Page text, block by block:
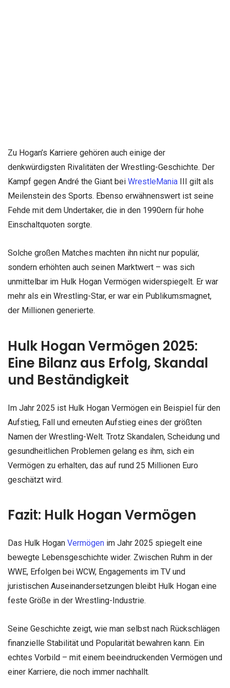
Zu Hogan’s Karriere gehören auch einige der
denkwürdigsten Rivalitäten der Wrestling-Geschichte. Der
Kampf gegen André the Giant bei WrestleMania III gilt als
Meilenstein des Sports. Ebenso erwähnenswert ist seine
Fehde mit dem Undertaker, die in den 1990ern für hohe
Einschaltquoten sorgte.
Solche großen Matches machten ihn nicht nur populär,
sondern erhöhten auch seinen Marktwert – was sich
unmittelbar im Hulk Hogan Vermögen widerspiegelt. Er war
mehr als ein Wrestling-Star, er war ein Publikumsmagnet,
der Millionen generierte.
Hulk Hogan Vermögen 2025:
Eine Bilanz aus Erfolg, Skandal
und Beständigkeit
Im Jahr 2025 ist Hulk Hogan Vermögen ein Beispiel für den
Aufstieg, Fall und erneuten Aufstieg eines der größten
Namen der Wrestling-Welt. Trotz Skandalen, Scheidung und
gesundheitlichen Problemen gelang es ihm, sich ein
Vermögen zu erhalten, das auf rund 25 Millionen Euro
geschätzt wird.
Fazit: Hulk Hogan Vermögen
Das Hulk Hogan Vermögen im Jahr 2025 spiegelt eine
bewegte Lebensgeschichte wider. Zwischen Ruhm in der
WWE, Erfolgen bei WCW, Engagements im TV und
juristischen Auseinandersetzungen bleibt Hulk Hogan eine
feste Größe in der Wrestling-Industrie.
Seine Geschichte zeigt, wie man selbst nach Rückschlägen
finanzielle Stabilität und Popularität bewahren kann. Ein
echtes Vorbild – mit einem beeindruckenden Vermögen und
einer Karriere, die noch immer nachhallt.